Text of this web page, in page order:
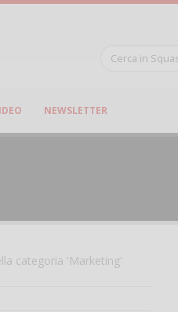
NEWSLETTER
categoria 'Marketing'